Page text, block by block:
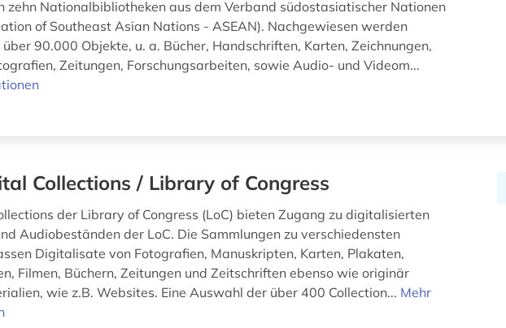
zehn Nationalbibliotheken aus dem Verband südostasiatischer Nationen
of Southeast Asian Nations - ASEAN). Nachgewiesen werden
90.000 Objekte, u. a. Bücher, Handschriften, Karten, Zeichnungen,
Zeitungen, Forschungsarbeiten, sowie Audio- und Videom...
Collections / Library of Congress
der Library of Congress (LoC) bieten Zugang zu digitalisierten
Audiobeständen der LoC. Die Sammlungen zu verschiedensten
Digitalisate von Fotografien, Manuskripten, Karten, Plakaten,
Filmen, Büchern, Zeitungen und Zeitschriften ebenso wie originär
wie z.B. Websites. Eine Auswahl der über 400 Collection... Mehr